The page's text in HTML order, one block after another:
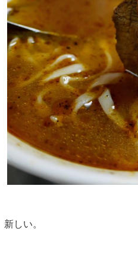
新しい。